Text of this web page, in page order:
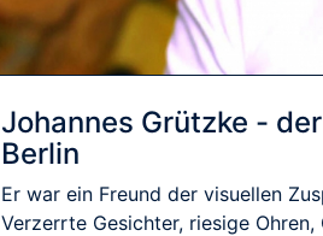
Johannes Grützke -
Berlin
Er war ein Freund der visuellen
Verzerrte Gesichter, riesige Ohren,